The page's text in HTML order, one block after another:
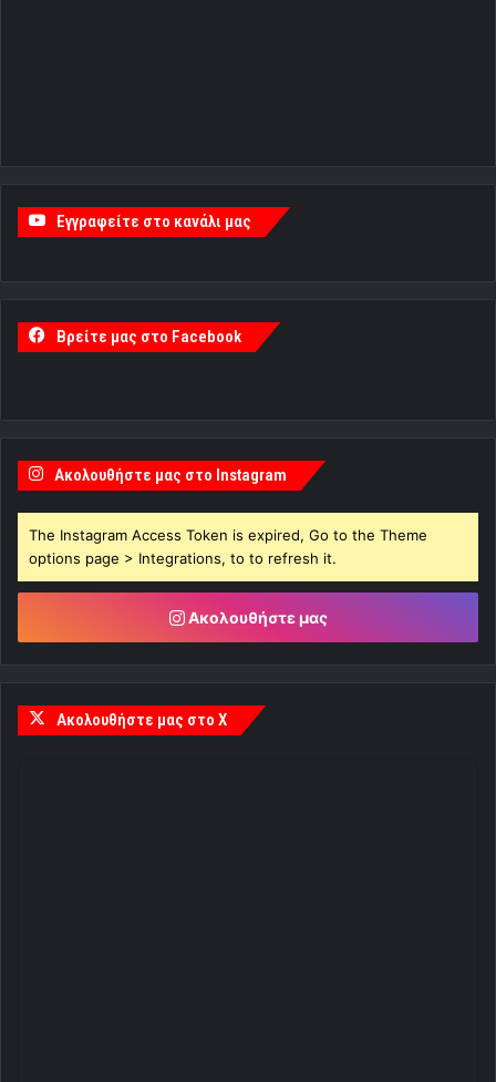
Εγγραφείτε στο κανάλι μας
Βρείτε μας στο Facebook
Ακολουθήστε μας στο Instagram
The Instagram Access Token is expired, Go to the Theme
options page > Integrations, to to refresh it.
Ακολουθήστε μας
Ακολουθήστε μας στο X